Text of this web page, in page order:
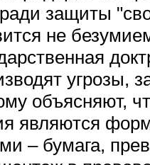
защиты
не
угрозы,
объясняют,
являются
– бумага,